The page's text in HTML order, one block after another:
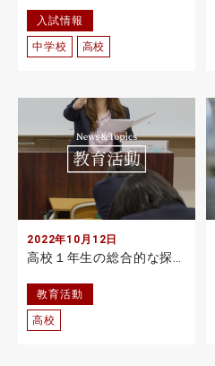
入試情報
中学校 高校
2022年10月12日
教育活動
高校